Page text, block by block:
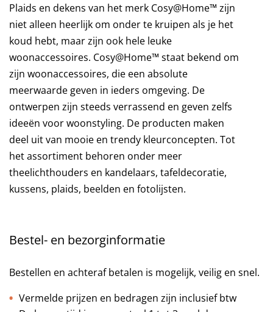
Plaids en dekens van het merk Cosy@Home™ zijn
niet alleen heerlijk om onder te kruipen als je het
koud hebt, maar zijn ook hele leuke
woonaccessoires. Cosy@Home™ staat bekend om
zijn woonaccessoires, die een absolute
meerwaarde geven in ieders omgeving. De
ontwerpen zijn steeds verrassend en geven zelfs
ideeën voor woonstyling. De producten maken
deel uit van mooie en trendy kleurconcepten. Tot
het assortiment behoren onder meer
theelichthouders en kandelaars, tafeldecoratie,
kussens, plaids, beelden en fotolijsten.
Bestel- en bezorginformatie
Bestellen en achteraf betalen is mogelijk, veilig en snel.
Vermelde prijzen en bedragen zijn inclusief btw